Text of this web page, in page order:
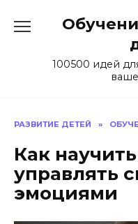
100500 идей
РАЗВИТИЕ ДЕТЕЙ »
Как
управлять
эмоциями